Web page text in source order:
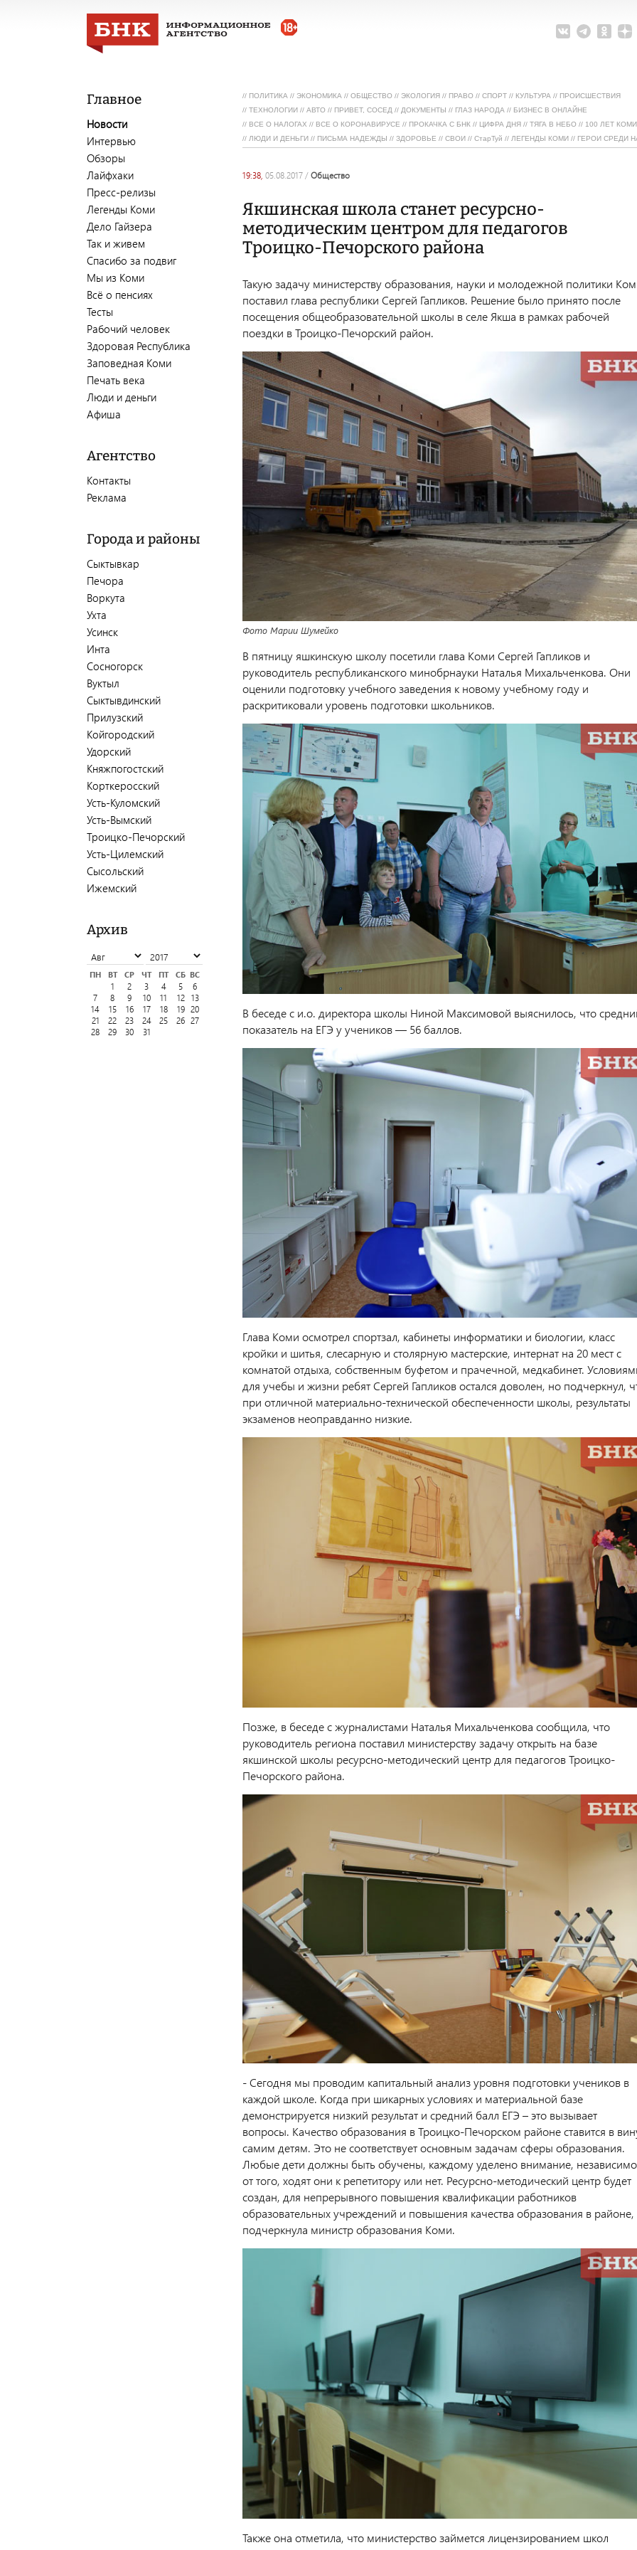
Главное
Новости
Интервью
Обзоры
Лайфхаки
Пресс-релизы
Легенды Коми
Дело Гайзера
Так и живем
Спасибо за подвиг
Мы из Коми
Всё о пенсиях
Тесты
Рабочий человек
Здоровая Республика
Заповедная Коми
Печать века
Люди и деньги
Афиша
Агентство
Контакты
Реклама
Города и районы
Сыктывкар
Печора
Воркута
Ухта
Усинск
Инта
Сосногорск
Вуктыл
Сыктывдинский
Прилузский
Койгородский
Удорский
Княжпогостский
Корткеросский
Усть-Куломский
Усть-Вымский
Троицко-Печорский
Усть-Цилемский
Сысольский
Ижемский
Архив
ПН ВТ СР ЧТ ПТ СБ ВС
1
2 3 4 5
6
7
8 9 10 11 12
13
14
15 16 17 18 19 20
21
22 23 24 25 26 27
28
29 30 31
// ПОЛИТИКА // ЭКОНОМИКА // ОБЩЕСТВО // ЭКОЛОГИЯ // ПРАВО // СПОРТ // КУЛЬТУРА // ПРОИСШЕСТВИЯ
// ТЕХНОЛОГИИ // АВТО // ПРИВЕТ, СОСЕД // ДОКУМЕНТЫ // ГЛАЗ НАРОДА // БИЗНЕС В ОНЛАЙНЕ
// ВСЕ О НАЛОГАХ // ВСЕ О КОРОНАВИРУСЕ // ПРОКАЧКА С БНК // ЦИФРА ДНЯ // ТЯГА В НЕБО // 100 ЛЕТ КОМИ
// ЛЮДИ И ДЕНЬГИ // ПИСЬМА НАДЕЖДЫ // ЗДОРОВЬЕ // СВОИ // СтарТуй // ЛЕГЕНДЫ КОМИ // ГЕРОИ СРЕДИ
19:38, 05.08.2017 / общество
Якшинская школа станет ресурсно-
методическим центром для педагогов
Троицко-Печорского района
Такую задачу министерству образования, науки и молодежной политики
поставил глава республики Сергей Гапликов. Решение было принято после
посещения общеобразовательной школы в селе Якша в рамках рабочей
поездки в Троицко-Печорский район.
Фото Марии Шумейко
В пятницу яшкинскую школу посетили глава Коми Сергей Гапликов и
руководитель республиканского минобрнауки Наталья Михальченкова. Они
оценили подготовку учебного заведения к новому учебному году и
раскритиковали уровень подготовки школьников.
В беседе с и.о. директора школы Ниной Максимовой выяснилось, что
показатель на ЕГЭ у учеников — 56 баллов.
Глава Коми осмотрел спортзал, кабинеты информатики и биологии, класс
кройки и шитья, слесарную и столярную мастерские, интернат на 20 мест с
комнатой отдыха, собственным буфетом и прачечной, медкабинет.
для учебы и жизни ребят Сергей Гапликов остался доволен, но подчеркнул,
при отличной материально-технической обеспеченности школы, результаты
экзаменов неоправданно низкие.
Позже, в беседе с журналистами Наталья Михальченкова сообщила, что
руководитель региона поставил министерству задачу открыть на базе
якшинской школы ресурсно-методический центр для педагогов Троицко-
Печорского района.
- Сегодня мы проводим капитальный анализ уровня подготовки учеников в
каждой школе. Когда при шикарных условиях и материальной базе
демонстрируется низкий результат и средний балл ЕГЭ – это вызывает
вопросы. Качество образования в Троицко-Печорском районе ставится в
самим детям. Это не соответствует основным задачам сферы образования.
Любые дети должны быть обучены, каждому уделено внимание, независимо
от того, ходят они к репетитору или нет. Ресурсно-методический центр будет
создан, для непрерывного повышения квалификации работников
образовательных учреждений и повышения качества образования в районе,
подчеркнула министр образования Коми.
Также она отметила, что министерство займется лицензированием школ